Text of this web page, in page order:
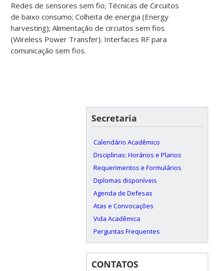
Redes de sensores sem fio; Técnicas de Circuitos
de baixo consumo; Colheita de energia (Energy
harvesting); Alimentação de circuitos sem fios
(Wireless Power Transfer). Interfaces RF para
comunicação sem fios.
Secretaria
Calendário Acadêmico
Disciplinas: Horários e Planos
Requerimentos e Formulários
Diplomas disponíveis
Agenda de Defesas
Atas e Convocações
Vida Acadêmica
Perguntas Frequentes
CONTATOS